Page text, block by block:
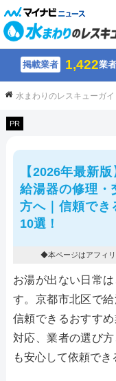
掲載業者 1,422業者
水まわりのレスキューガイ
PR
【2026年最新
給湯器の修理・
方へ｜信頼でき
10選！
◆本ページはアフィリ
お湯が出ない日常
す。京都市北区で
信頼できるおすす
対応、業者の選び
も安心して依頼でき